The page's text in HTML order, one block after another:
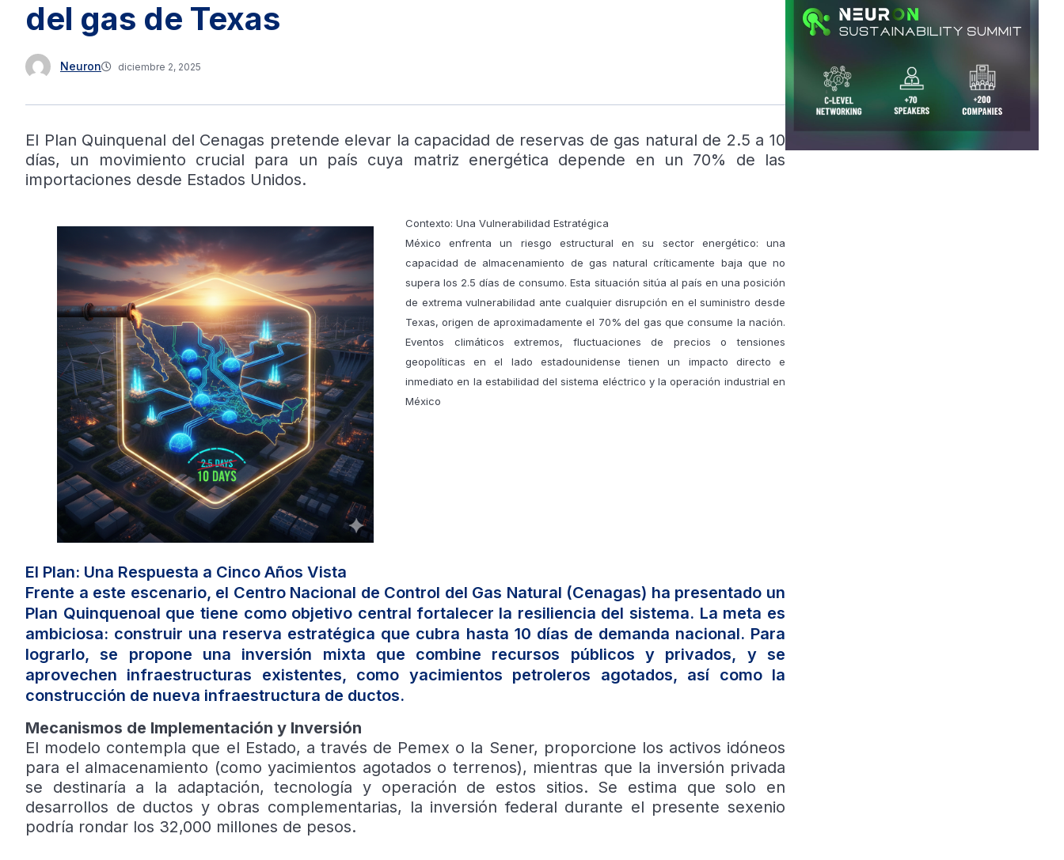
del gas de Texas
Neuron diciembre 2, 2025
El Plan Quinquenal del Cenagas pretende elevar la capacidad de reservas de gas natural de 2.5 a 10
días, un movimiento crucial para un país cuya matriz energética depende en un 70% de las
importaciones desde Estados Unidos.
Contexto: Una Vulnerabilidad Estratégica
México enfrenta un riesgo estructural en su sector energético: una
capacidad de almacenamiento de gas natural críticamente baja que no
supera los 2.5 días de consumo. Esta situación sitúa al país en una posición
de extrema vulnerabilidad ante cualquier disrupción en el suministro desde
Texas, origen de aproximadamente el 70% del gas que consume la nación.
Eventos climáticos extremos, fluctuaciones de precios o tensiones
geopolíticas en el lado estadounidense tienen un impacto directo e
inmediato en la estabilidad del sistema eléctrico y la operación industrial en
México
El Plan: Una Respuesta a Cinco Años Vista
Frente a este escenario, el Centro Nacional de Control del Gas Natural (Cenagas) ha presentado un
Plan Quinquenoal que tiene como objetivo central fortalecer la resiliencia del sistema. La meta es
ambiciosa: construir una reserva estratégica que cubra hasta 10 días de demanda nacional. Para
lograrlo, se propone una inversión mixta que combine recursos públicos y privados, y se
aprovechen infraestructuras existentes, como yacimientos petroleros agotados, así como la
construcción de nueva infraestructura de ductos.
Mecanismos de Implementación y Inversión
El modelo contempla que el Estado, a través de Pemex o la Sener, proporcione los activos idóneos
para el almacenamiento (como yacimientos agotados o terrenos), mientras que la inversión privada
se destinaría a la adaptación, tecnología y operación de estos sitios. Se estima que solo en
desarrollos de ductos y obras complementarias, la inversión federal durante el presente sexenio
podría rondar los 32,000 millones de pesos.